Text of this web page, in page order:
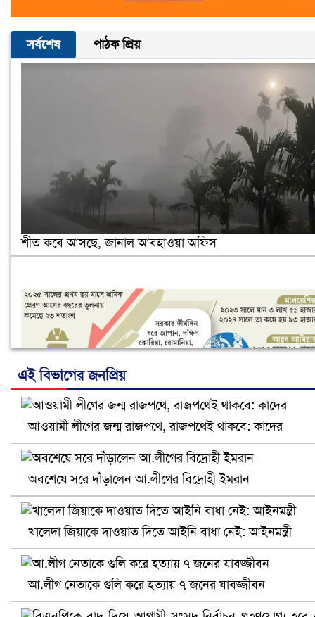
সর্বশেষ পাঠক প্রিয়
শীত কবে আসছে, জানাল আবহাওয়া অফিস
নানা সংকটে রিক্রুটিং এজেন্সি, হুমকির মুখে শ্রম রপ্তানি
এই বিভাগের জনপ্রিয়
আওয়ামী লীগের জন্ম রাজপথে, রাজপথেই থাকবে: কাদের
অবশেষে সরে দাঁড়ালেন আ.লীগের বিদ্রোহী ইমরান
খালেদা জিয়াকে দাওয়াত দিতে আইনি বাধা নেই: আইনমন্ত্রী
আ.লীগ নেতাকে গুলি করে হত্যায় ৭ জনের যাবজ্জীবন